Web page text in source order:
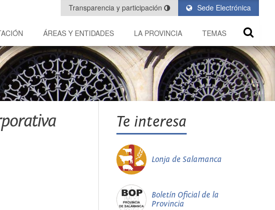
Sede Electrónica
Transparencia y participación
ÁREAS Y ENTIDADES LA PROVINCIA TEMAS
Te interesa
Lonja de Salamanca
Boletín Oficial de la
Provincia